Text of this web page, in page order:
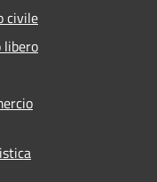
civile
libero